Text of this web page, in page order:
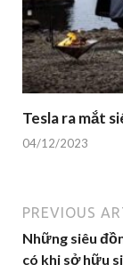
Tesla ra mắt
04/12/2023
PREVIOUS
Những siêu
có khi sở hữu